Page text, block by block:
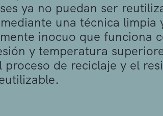
ya no puedan ser
una técnica limpia
inocuo que funciona
y temperatura
de reciclaje y el